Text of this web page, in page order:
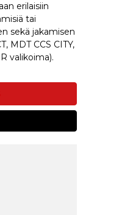
erilaisiin
tai
sekä jakamisen
MDT CCS CITY,
valikoima).